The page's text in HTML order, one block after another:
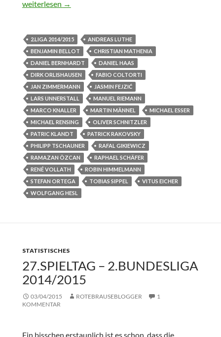
Überraschendes Schlusslicht
weiterlesen →
2.LIGA 2014/2015
ANDREAS LUTHE
BENJAMIN BELLOT
CHRISTIAN MATHENIA
DANIEL BERNHARDT
DANIEL HAAS
DIRK ORLISHAUSEN
FABIO COLTORTI
JAN ZIMMERMANN
JASMIN FEJZIĆ
LARS UNNERSTALL
MANUEL RIEMANN
MARCO KNALLER
MARTIN MÄNNEL
MICHAEL ESSER
MICHAEL RENSING
OLIVER SCHNITZLER
PATRIC KLANDT
PATRICK RAKOVSKY
PHILIPP TSCHAUNER
RAFAL GIKIEWICZ
RAMAZAN ÖZCAN
RAPHAEL SCHÄFER
RENÉ VOLLATH
ROBIN HIMMELMANN
STEFAN ORTEGA
TOBIAS SIPPEL
VITUS EICHER
WOLFGANG HESL
STATISTISCHES
27.SPIELTAG – 2.BUNDESLIGA
2014/2015
03/04/2015 ROTEBRAUSEBLOGGER
1
KOMMENTAR
Ein bisschen erstaunlich ist es schon, dass die